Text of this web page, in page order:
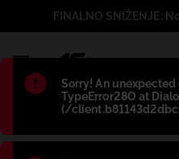
Błąd:
Sorry! An
TypeError28O at
(/
FINALNO SNIŽENJE: